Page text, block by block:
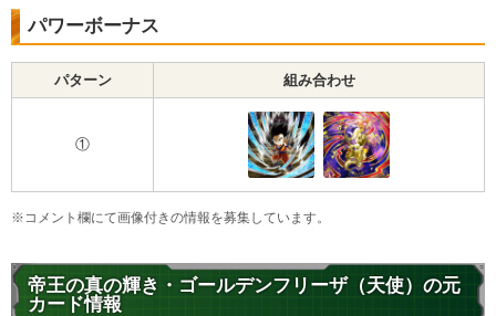
パワーボーナス
パターン 組み合わせ
①
※コメント欄にて画像付きの情報を募集しています。
帝王の真の輝き・ゴールデンフリーザ（天使）の元
カード情報